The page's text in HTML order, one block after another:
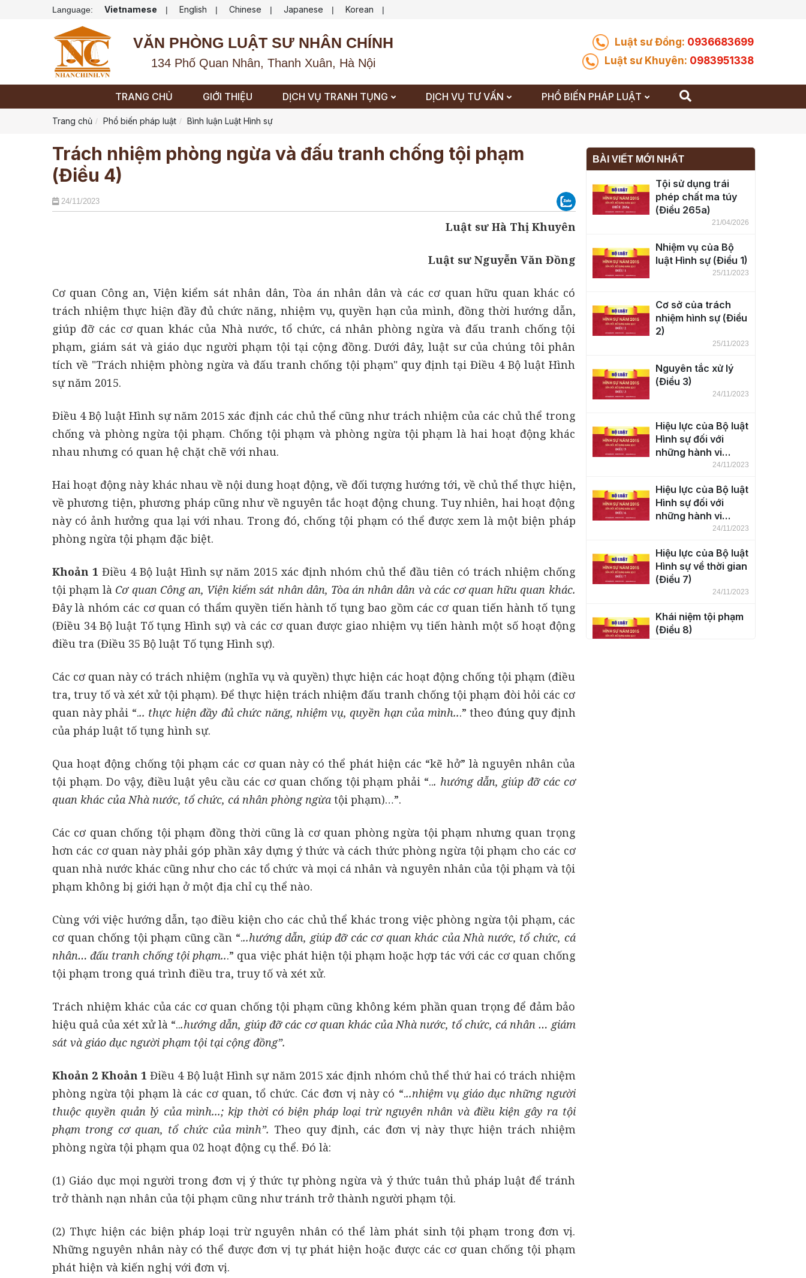
Language: Vietnamese | English | Chinese | Japanese | Korean |
VĂN PHÒNG LUẬT SƯ NHÂN CHÍNH
134 Phố Quan Nhân, Thanh Xuân, Hà Nội
Luật sư Đồng: 0936683699
Luật sư Khuyên: 0983951338
TRANG CHỦ GIỚI THIỆU DỊCH VỤ TRANH TỤNG DỊCH VỤ TƯ VẤN PHỔ BIẾN PHÁP LUẬT
Trang chủ Phổ biến pháp luật Bình luận Luật Hình sự
Trách nhiệm phòng ngừa và đấu tranh chống tội phạm
(Điều 4)
24/11/2023
Luật sư Hà Thị Khuyên
Luật sư Nguyễn Văn Đồng
Cơ quan Công an, Viện kiểm sát nhân dân, Tòa án nhân dân và các cơ quan hữu quan khác có
trách nhiệm thực hiện đầy đủ chức năng, nhiệm vụ, quyền hạn của mình, đồng thời hướng dẫn,
giúp đỡ các cơ quan khác của Nhà nước, tổ chức, cá nhân phòng ngừa và đấu tranh chống tội
phạm, giám sát và giáo dục người phạm tội tại cộng đồng. Dưới đây, luật sư của chúng tôi phân
tích về "Trách nhiệm phòng ngừa và đấu tranh chống tội phạm" quy định tại Điều 4 Bộ luật Hình
sự năm 2015.
Điều 4 Bộ luật Hình sự năm 2015 xác định các chủ thể cũng như trách nhiệm của các chủ thể trong
chống và phòng ngừa tội phạm. Chống tội phạm và phòng ngừa tội phạm là hai hoạt động khác
nhau nhưng có quan hệ chặt chẽ với nhau.
Hai hoạt động này khác nhau về nội dung hoạt động, về đối tượng hướng tới, về chủ thể thực hiện,
về phương tiện, phương pháp cũng như về nguyên tắc hoạt động chung. Tuy nhiên, hai hoạt động
này có ảnh hưởng qua lại với nhau. Trong đó, chống tội phạm có thể được xem là một biện pháp
phòng ngừa tội phạm đặc biệt.
Khoản 1 Điều 4 Bộ luật Hình sự năm 2015 xác định nhóm chủ thể đầu tiên có trách nhiệm chống
tội phạm là Cơ quan Công an, Viện kiểm sát nhân dân, Tòa án nhân dân và các cơ quan hữu quan khác.
Đây là nhóm các cơ quan có thẩm quyền tiến hành tố tụng bao gồm các cơ quan tiến hành tố tụng
(Điều 34 Bộ luật Tố tụng Hình sự) và các cơ quan được giao nhiệm vụ tiến hành một số hoạt động
điều tra (Điều 35 Bộ luật Tố tụng Hình sự).
Các cơ quan này có trách nhiệm (nghĩa vụ và quyền) thực hiện các hoạt động chống tội phạm (điều
tra, truy tố và xét xử tội phạm). Để thực hiện trách nhiệm đấu tranh chống tội phạm đòi hỏi các cơ
quan này phải “... thực hiện đầy đủ chức năng, nhiệm vụ, quyền hạn của mình...” theo đúng quy định
của pháp luật tố tụng hình sự.
Qua hoạt động chống tội phạm các cơ quan này có thể phát hiện các “kẽ hở” là nguyên nhân của
tội phạm. Do vậy, điều luật yêu cầu các cơ quan chống tội phạm phải “... hướng dẫn, giúp đỡ các cơ
quan khác của Nhà nước, tổ chức, cá nhân phòng ngừa tội phạm)…”.
Các cơ quan chống tội phạm đồng thời cũng là cơ quan phòng ngừa tội phạm nhưng quan trọng
hơn các cơ quan này phải góp phần xây dựng ý thức và cách thức phòng ngừa tội phạm cho các cơ
quan nhà nước khác cũng như cho các tổ chức và mọi cá nhân và nguyên nhân của tội phạm và tội
phạm không bị giới hạn ở một địa chỉ cụ thể nào.
Cùng với việc hướng dẫn, tạo điều kiện cho các chủ thể khác trong việc phòng ngừa tội phạm, các
cơ quan chống tội phạm cũng cần “...hướng dẫn, giúp đỡ các cơ quan khác của Nhà nước, tổ chức, cá
nhân… đấu tranh chống tội phạm...” qua việc phát hiện tội phạm hoặc hợp tác với các cơ quan chống
tội phạm trong quá trình điều tra, truy tố và xét xử.
Trách nhiệm khác của các cơ quan chống tội phạm cũng không kém phần quan trọng để đảm bảo
hiệu quả của xét xử là “...hướng dẫn, giúp đỡ các cơ quan khác của Nhà nước, tổ chức, cá nhân … giám
sát và giáo dục người phạm tội tại cộng đồng”.
Khoản 2 Khoản 1Điều 4 Bộ luật Hình sự năm 2015 xác định nhóm chủ thể thứ hai có trách nhiệm
phòng ngừa tội phạm là các cơ quan, tổ chức. Các đơn vị này có “...nhiệm vụ giáo dục những người
thuộc quyền quản lý của mình...; kịp thời có biện pháp loại trừ nguyên nhân và điều kiện gây ra tội
phạm trong cơ quan, tổ chức của mình”. Theo quy định, các đơn vị này thực hiện trách nhiệm
phòng ngừa tội phạm qua 02 hoạt động cụ thể. Đó là:
(1) Giáo dục mọi người trong đơn vị ý thức tự phòng ngừa và ý thức tuân thủ pháp luật để tránh
trở thành nạn nhân của tội phạm cũng như tránh trở thành người phạm tội.
(2) Thực hiện các biện pháp loại trừ nguyên nhân có thể làm phát sinh tội phạm trong đơn vị.
Những nguyên nhân này có thể được đơn vị tự phát hiện hoặc được các cơ quan chống tội phạm
phát hiện và kiến nghị với đơn vị.
BÀI VIẾT MỚI NHẤT
Tội sử dụng trái
phép chất ma túy
(Điều 265a)
21/04/2026
Nhiệm vụ của Bộ
luật Hình sự (Điều 1)
25/11/2023
Cơ sở của trách
nhiệm hình sự (Điều
2)
25/11/2023
Nguyên tắc xử lý
(Điều 3)
24/11/2023
Hiệu lực của Bộ luật
Hình sự đối với
những hành vi
phạm tội trên lãnh
xã hội chủ nghĩa
Việt Nam (Điều 5)
24/11/2023
Hiệu lực của Bộ luật
Hình sự đối với
những hành vi
phạm tội ở ngoài
hòa xã hội chủ
nghĩa Việt Nam
(Điều 6)
24/11/2023
Hiệu lực của Bộ luật
Hình sự về thời gian
(Điều 7)
24/11/2023
Khái niệm tội phạm
(Điều 8)